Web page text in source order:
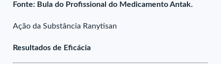
Fonte: Bula do Profissional do Medicamento Antak.
Ação da Substância Ranytisan
Resultados de Eficácia